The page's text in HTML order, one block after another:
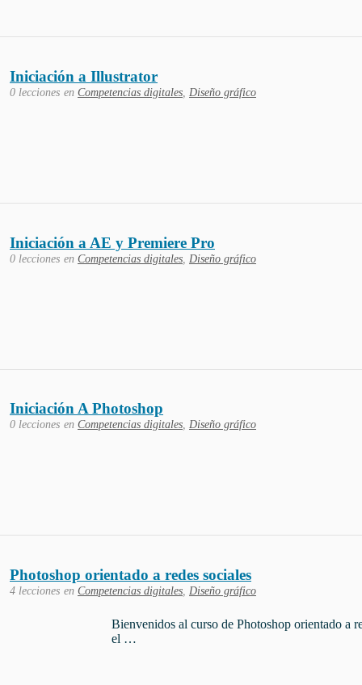
Iniciación a Illustrator
0 lecciones en Competencias digitales Diseño gráfico
Iniciación a AE y Premiere Pro
0 lecciones en Competencias digitales Diseño gráfico
Iniciación A Photoshop
0 lecciones en Competencias digitales, Diseño gráfico
Photoshop orientado a redes sociales
4 lecciones en Competencias digitales, Diseño gráfico
Bienvenidos al curso de Photoshop orientado a
el …